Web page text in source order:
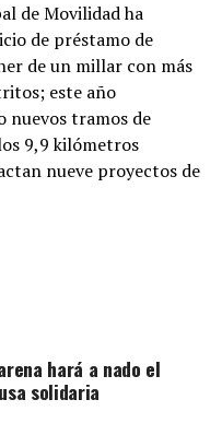
de Movilidad ha
de préstamo de
de un millar con más
este año
nuevos tramos de
9,9 kilómetros
nueve proyectos de
hará a nado el
solidaria